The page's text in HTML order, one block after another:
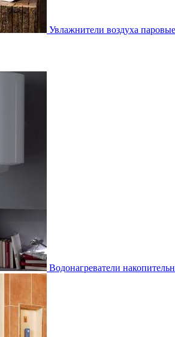
Увлажнители воздуха паровые
Водонагреватели